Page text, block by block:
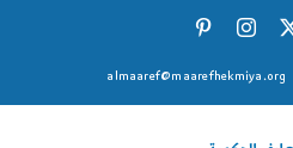
X
Instagram
almaaref@maarefhekmiya.org